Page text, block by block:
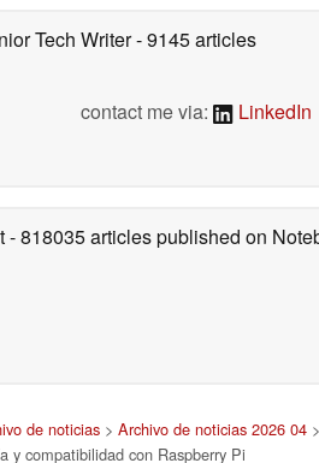
Tech Writer- 9145 articles
contact me via:
LinkedIn
- 818035 articles published on
de noticias> Archivo de noticias 2026 04
y compatibilidad con Raspberry Pi